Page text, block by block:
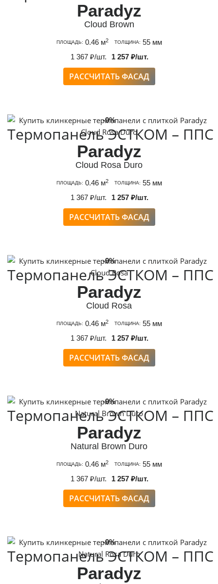
Paradyz
Cloud Brown
ПЛОЩАДЬ: 0.46 м2 ТОЛЩИНА: 55 мм
1 367 ₽/шт.
1 257 ₽/шт.
РАССЧИТАТЬ ФАСАД
-9%
Термопанель ЭСТКОМ – ППС
Paradyz
Cloud Rosa Duro
ПЛОЩАДЬ: 0.46 м2 ТОЛЩИНА: 55 мм
1 367 ₽/шт.
1 257 ₽/шт.
РАССЧИТАТЬ ФАСАД
-9%
Термопанель ЭСТКОМ – ППС
Paradyz
Cloud Rosa
ПЛОЩАДЬ: 0.46 м2 ТОЛЩИНА: 55 мм
1 367 ₽/шт.
1 257 ₽/шт.
РАССЧИТАТЬ ФАСАД
-9%
Термопанель ЭСТКОМ – ППС
Paradyz
Natural Brown Duro
ПЛОЩАДЬ: 0.46 м2 ТОЛЩИНА: 55 мм
1 367 ₽/шт.
1 257 ₽/шт.
РАССЧИТАТЬ ФАСАД
-9%
Термопанель ЭСТКОМ – ППС
Paradyz